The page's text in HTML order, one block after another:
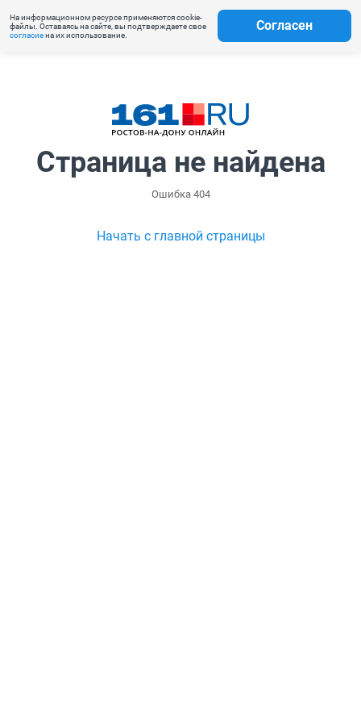
На информационном ресурсе применяются cookie-
файлы. Оставаясь на сайте, вы подтверждаете свое
согласиена их использование.
Согласен
Страница не найдена
Ошибка 404
Начать с главной страницы